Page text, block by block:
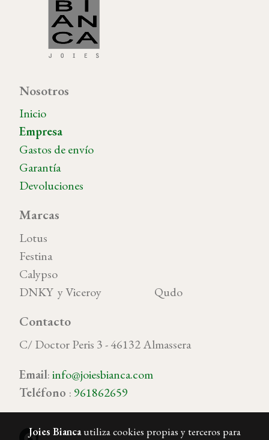
Nosotros
Inicio
Empresa
Gastos de envío
Garantía
Devoluciones
Marcas
Lotus
Festina
Calypso
DNKY y Viceroy Qudo
Contacto
C/ Doctor Peris 3 - 46132 Almassera
Email:info@joiesbianca.com
Teléfono : 961862659
Joies Biancautiliza cookies propias y terceros para